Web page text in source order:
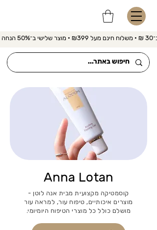
הנחה
Anna Lotan
קוסמטיקה מקצועית מבית אנה לוטן -
מוצרים איכותיים, טיפוח עור, למראה עור
מושלם כולל כל מוצרי הטיפוח היומיומי.